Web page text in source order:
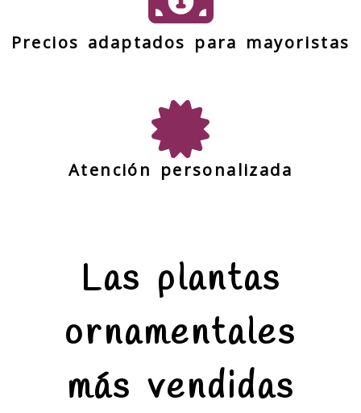
Precios adaptados para mayoristas
Atención personalizada
Las plantas
ornamentales
más vendidas